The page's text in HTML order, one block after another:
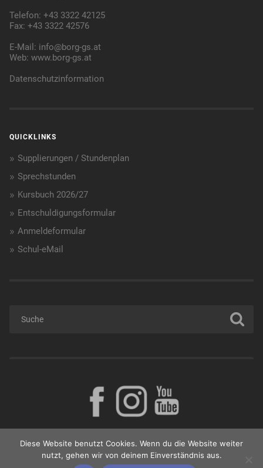
Telefon: +43 3322 42125
Fax: +43 3322 42576
E-Mail: info@borg-gs.at
Web:www.borg-gs.at
Datenschutzinformation
QUICKLINKS
Supplierungen / Stundenplan
Sprechstunden
Kursbuch 2026/27
Entschuldigungsformular
Anmeldeformular
Schul-eMail
Diese Website benutzt Cookies. Wenn du die Website weiter
nutzt, gehen wir von deinem Einverständnis aus.